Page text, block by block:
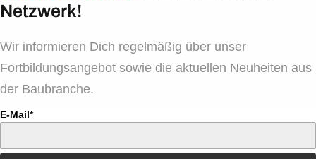
Netzwerk!
Wir informieren Dich regelmäßig über unser
Fortbildungsangebot sowie die aktuellen Neuheiten aus
der Baubranche.
E-Mail*